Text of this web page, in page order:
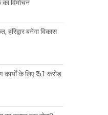
का विमोचन
बनेगा विकास
के लिए ₹ 51 करोड़